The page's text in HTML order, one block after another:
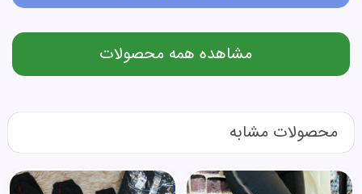
مشاهده همه محصولات
محصولات مشابه